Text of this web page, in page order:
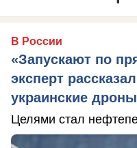
В России
«Запускают по
эксперт
украинские
Целями стал